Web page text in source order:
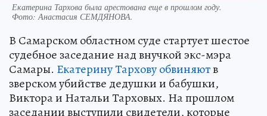
Екатерина Тархова была арестована еще в прошлом году.
Фото: Анастасия СЕМДЯНОВА.
В Самарском областном суде стартует шестое
судебное заседание над внучкой экс-мэра
Самары. Екатерину Тархову обвиняютв
зверском убийстве дедушки и бабушки,
Виктора и Натальи Тарховых. На прошлом
заседании выступили свидетели, которые